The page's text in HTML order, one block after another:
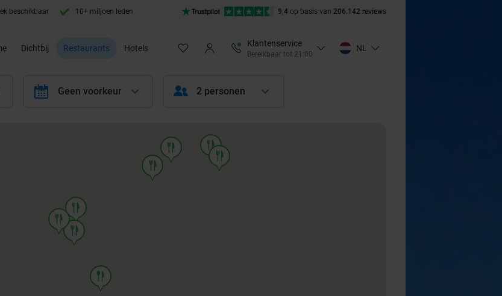
beschikbaar 10+ miljoen leden 9,4 op basis van 206.142 reviews
Dichtbij Restaurants Hotels
Klantenservice
Bereikbaar tot 21:00
NL
calendar Geen voorkeur 2 personen
food
food
food
food
food
food
food
food